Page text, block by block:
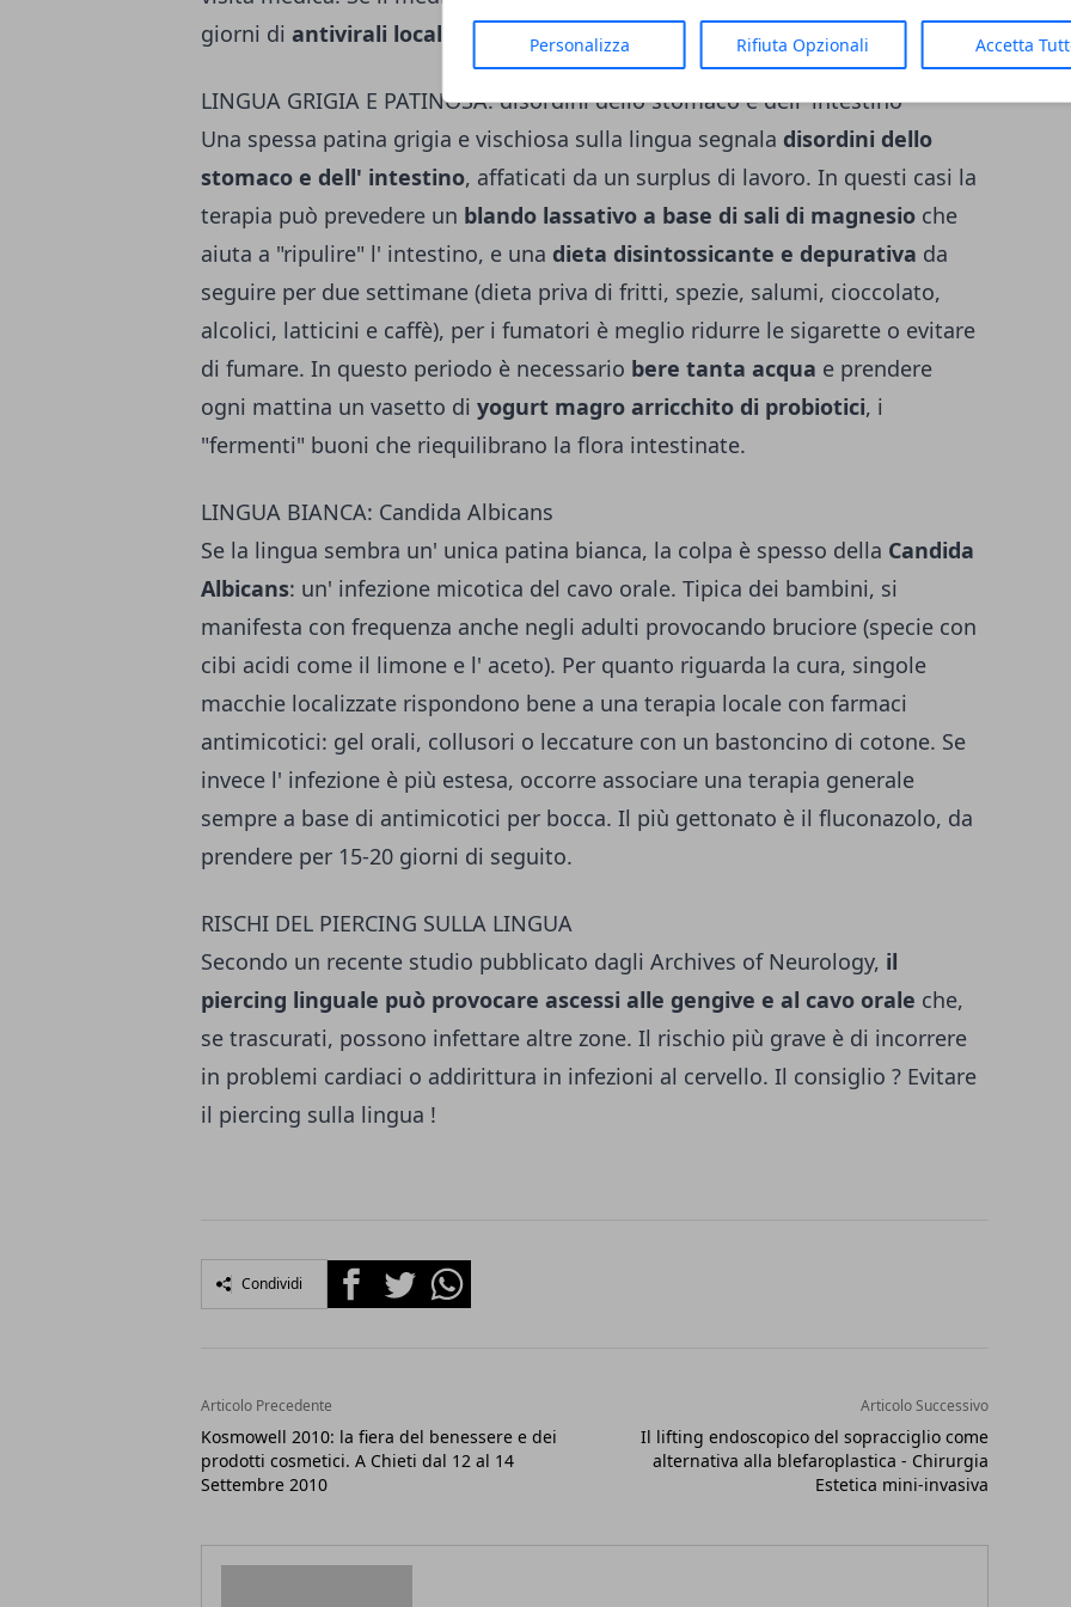
Personalizza Rifiuta Opzionali Accetta
giorni di antivirali locali (gel) e sistemici (bustine o compresse).
LINGUA GRIGIA E PATINOSA: disordini dello stomaco e dell' intestino
Una spessa patina grigia e vischiosa sulla lingua segnala disordini dello
stomaco e dell' intestino, affaticati da un surplus di lavoro. In questi casi la
terapia può prevedere un blando lassativo a base di sali di magnesio che
aiuta a "ripulire" l' intestino, e una dieta disintossicante e depurativa da
seguire per due settimane (dieta priva di fritti, spezie, salumi, cioccolato,
alcolici, latticini e caffè), per i fumatori è meglio ridurre le sigarette o evitare
di fumare. In questo periodo è necessario bere tanta acqua e prendere
ogni mattina un vasetto di yogurt magro arricchito di probiotici, i
"fermenti" buoni che riequilibrano la flora intestinate.
LINGUA BIANCA: Candida Albicans
Se la lingua sembra un' unica patina bianca, la colpa è spesso della Candida
Albicans: un' infezione micotica del cavo orale. Tipica dei bambini, si
manifesta con frequenza anche negli adulti provocando bruciore (specie con
cibi acidi come il limone e l' aceto). Per quanto riguarda la cura, singole
macchie localizzate rispondono bene a una terapia locale con farmaci
antimicotici: gel orali, collusori o leccature con un bastoncino di cotone. Se
invece l' infezione è più estesa, occorre associare una terapia generale
sempre a base di antimicotici per bocca. Il più gettonato è il fluconazolo, da
prendere per 15-20 giorni di seguito.
RISCHI DEL PIERCING SULLA LINGUA
Secondo un recente studio pubblicato dagli Archives of Neurology, il
piercing linguale può provocare ascessi alle gengive e al cavo orale che,
se trascurati, possono infettare altre zone. Il rischio più grave è di incorrere
in problemi cardiaci o addirittura in infezioni al cervello. Il consiglio ? Evitare
il piercing sulla lingua !
Condividi FacebookTwitterWhatsapp
Articolo Precedente
Kosmowell 2010: la fiera del benessere e dei
prodotti cosmetici. A Chieti dal 12 al 14
Settembre 2010
Articolo Successivo
Il lifting endoscopico del sopracciglio come
alternativa alla blefaroplastica - Chirurgia
Estetica mini-invasiva